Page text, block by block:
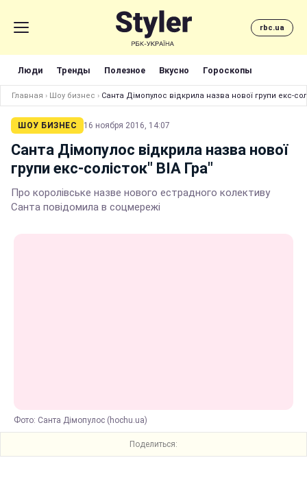
rbc.ua
Люди Тренды Полезное Вкусно Гороскопы
Главная › Шоу бизнес › Санта Дімопулос відкрила назва нової групи екс-
ШОУ БИЗНЕС 16 ноября 2016, 14:07
Санта Дімопулос відкрила назва нової
групи екс-солісток" ВІА Гра"
Про королівськe назвe нового естрадного колективу
Санта повідомила в соцмережі
Фото: Санта Дімопулос (hochu.ua)
Поделиться: